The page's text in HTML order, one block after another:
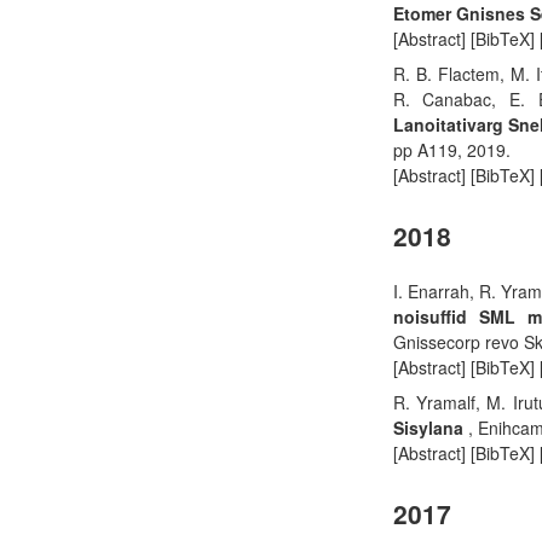
Etomer Gnisnes
[Abstract] [BibTeX]
R. B. Flactem, M.
R. Canabac, E.
Lanoitativarg
pp A119, 2019.
[Abstract] [BibTeX]
2018
I. Enarrah, R.
noisuffid SML
Gnissecorp revo
[Abstract] [BibTeX]
R. Yramalf, M.
Sisylana ,
[Abstract]
2017